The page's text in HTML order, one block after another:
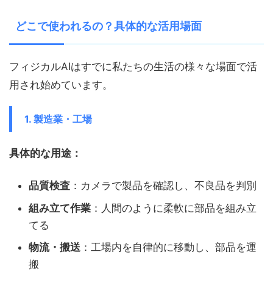
どこで使われるの？具体的な活用場面
フィジカルAIはすでに私たちの生活の様々な場面で活
用され始めています。
1. 製造業・工場
具体的な用途：
品質検査 ：カメラで製品を確認し、不良品を判別
組み立て作業 ：人間のように柔軟に部品を組み立
てる
物流・搬送 ：工場内を自律的に移動し、部品を運
搬